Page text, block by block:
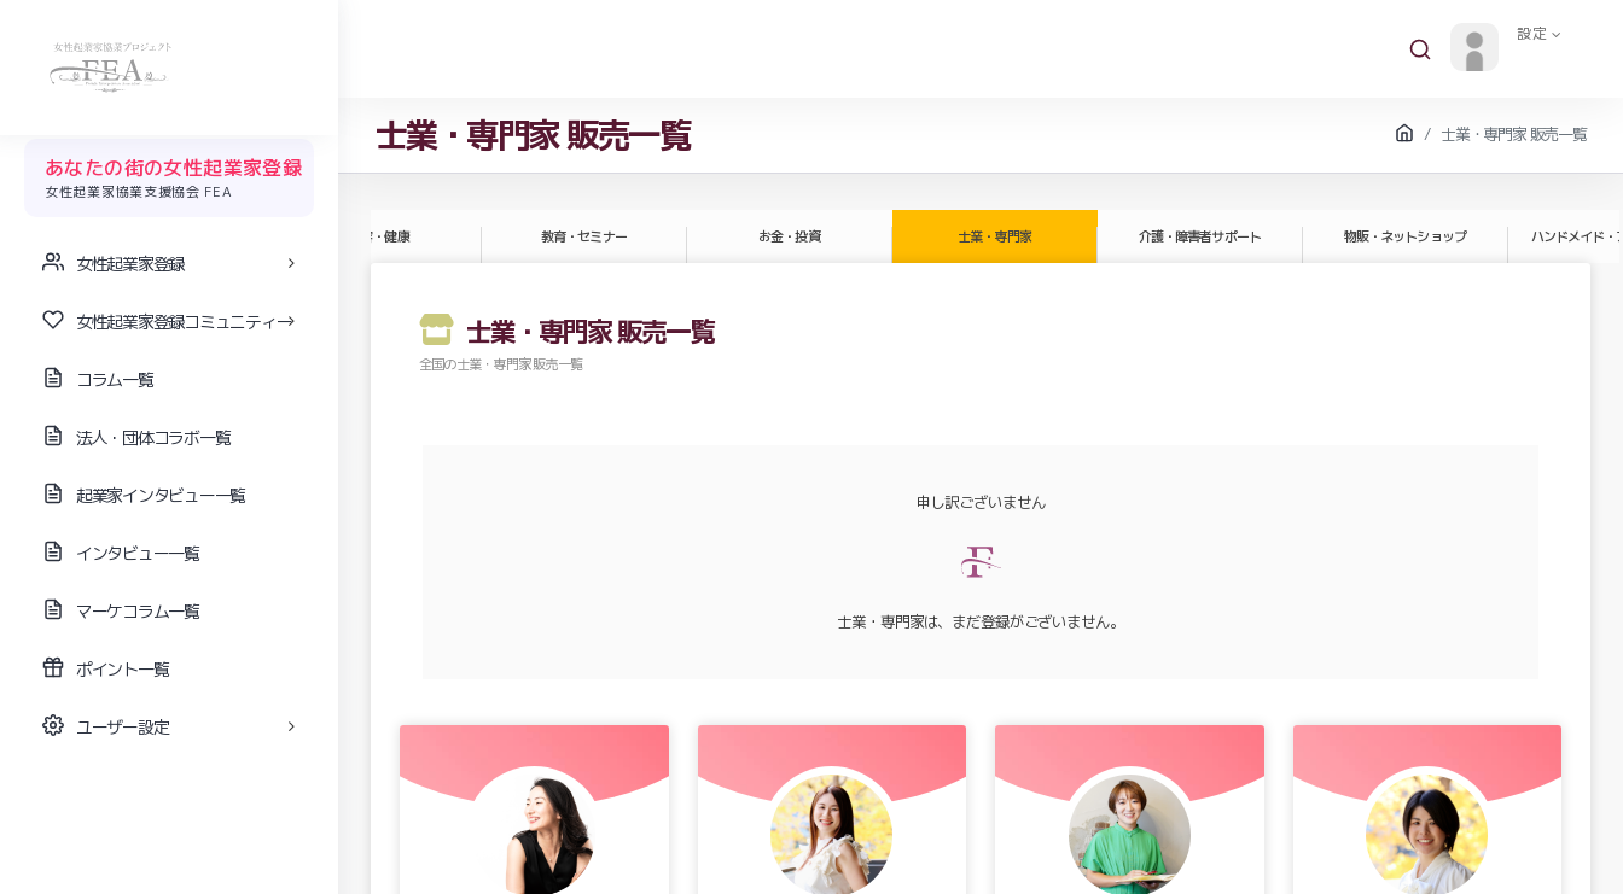
設定
あなたの街の女性起業家登録
女性起業家協業支援協会 FEA
女性起業家登録
女性起業家登録コミュニティー
コラム一覧
法人・団体コラボ一覧
起業家インタビュー一覧
インタビュー一覧
マーケコラム一覧
ポイント一覧
ユーザー設定
士業・専門家 販売一覧 士業・専門家 販売一覧
美容・健康 教育・セミナー お金・投資 士業・専門家 介護・障害者サポート 物販・ネットショップ ハンドメイド・
士業・専門家 販売一覧
全国の士業・専門家 販売一覧
申し訳ございません
士業・専門家は、まだ登録がございません。